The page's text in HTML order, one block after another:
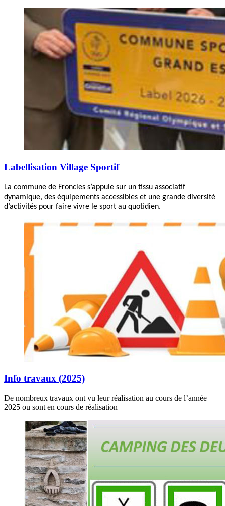
Labellisation Village Sportif
La commune de Froncles s’appuie sur un tissu associatif
dynamique, des équipements accessibles et une grande diversité
d’activités pour faire vivre le sport au quotidien.
Info travaux (2025)
De nombreux travaux ont vu leur réalisation au cours de l’année
2025 ou sont en cours de réalisation